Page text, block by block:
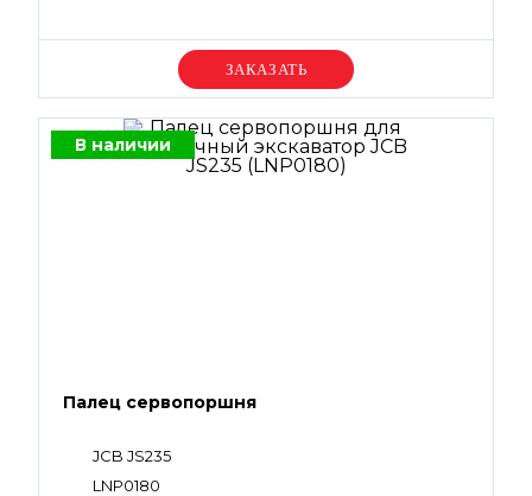
Уточняйте цену
В наличии
Палец сервопоршня
JCB JS235
LNP0180